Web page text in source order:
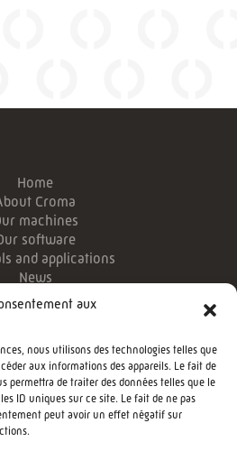
aux
nous utilisons des technologies telles que
aux informations des appareils. Le fait de
permettra de traiter des données telles que le
ID uniques sur ce site. Le fait de ne pas
peut avoir un effet négatif sur
Home
Croma
machines
software
and applications
News
information
Customizer
Techonologies
Phone:
US